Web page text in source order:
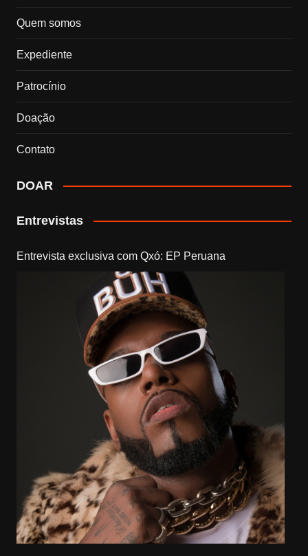
Quem somos
Expediente
Patrocínio
Doação
Contato
DOAR
Entrevistas
Entrevista exclusiva com Qxó: EP Peruana